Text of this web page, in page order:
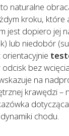
naturalne
kroku, które
jest dopiero jej
lub niedobór
orientacyjnie
odcisk bez
na
krawędzi –
chodu.